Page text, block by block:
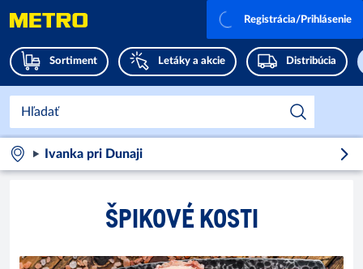
Sortiment Letáky a akcie Distribúcia
Registrácia/Prihlásenie
Ivanka pri Dunaji
ŠPIKOVÉ KOSTI